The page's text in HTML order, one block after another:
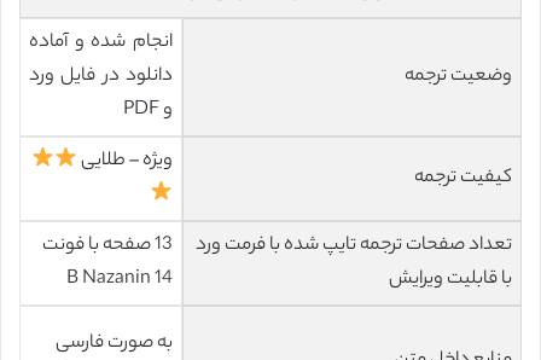
وضعیت ترجمه
انجام شده و آماده
دانلود در فایل ورد
و PDF
کیفیت ترجمه
ویژه – طلایی
تعداد صفحات ترجمه تایپ شده با فرمت ورد
با قابلیت ویرایش
13 صفحه با فونت
14 B Nazanin
به صورت فارسی